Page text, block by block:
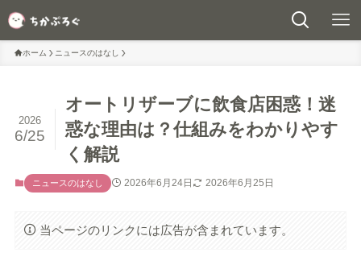
ホーム ニュースのはなし
オートリザーブに飲食店困惑！迷
惑な理由は？仕組みをわかりやす
く解説
2026
6/25
ニュースのはなし 2026年6月24日 2026年6月25日
当ページのリンクには広告が含まれています。